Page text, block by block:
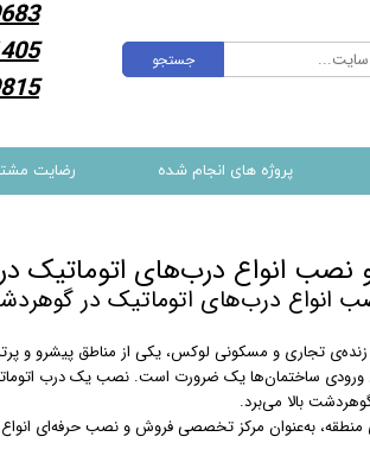
پروژه های انجام شده رضایت
جستجو
انواع درب‌های اتوماتیک
درب‌های اتوماتیک در
زنده‌ی تجاری و مسکونی لوکس، یکی از مناطق پیشرو و
ساختمان‌ها یک ضرورت است. نصب یک درب اتوماتیک
بالا می‌برد.
منطقه، به‌عنوان مرکز تخصصی فروش و نصب حرفه‌ای